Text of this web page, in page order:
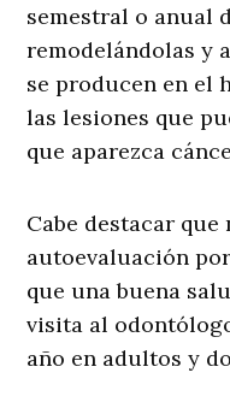
semestral o anual
remodelándolas y
se producen en el
las lesiones que
que aparezca
Cabe destacar
autoevaluación
que una buena
visita al
año en adultos y